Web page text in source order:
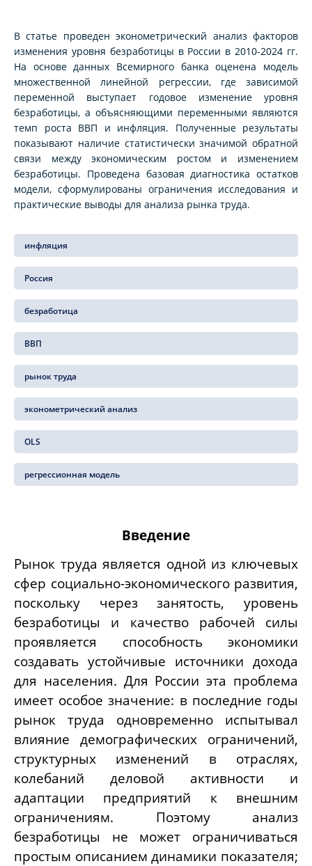
В статье проведен эконометрический анализ факторов
изменения уровня безработицы в России в 2010-2024 гг.
На основе данных Всемирного банка оценена модель
множественной линейной регрессии, где зависимой
переменной выступает годовое изменение уровня
безработицы, а объясняющими переменными являются
темп роста ВВП и инфляция. Полученные результаты
показывают наличие статистически значимой обратной
связи между экономическим ростом и изменением
безработицы. Проведена базовая диагностика остатков
модели, сформулированы ограничения исследования и
практические выводы для анализа рынка труда.
инфляция
Россия
безработица
ВВП
рынок труда
эконометрический анализ
OLS
регрессионная модель
Введение
Рынок труда является одной из ключевых
сфер социально-экономического развития,
поскольку через занятость, уровень
безработицы и качество рабочей силы
проявляется способность экономики
создавать устойчивые источники дохода
для населения. Для России эта проблема
имеет особое значение: в последние годы
рынок труда одновременно испытывал
влияние демографических ограничений,
структурных изменений в отраслях,
колебаний деловой активности и
адаптации предприятий к внешним
ограничениям. Поэтому анализ
безработицы не может ограничиваться
простым описанием динамики показателя;